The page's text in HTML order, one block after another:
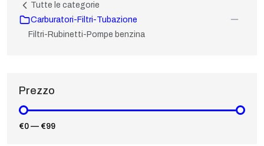
Tutte le categorie
Carburatori-Filtri-Tubazione
Filtri-Rubinetti-Pompe benzina
Prezzo
€0 — €99